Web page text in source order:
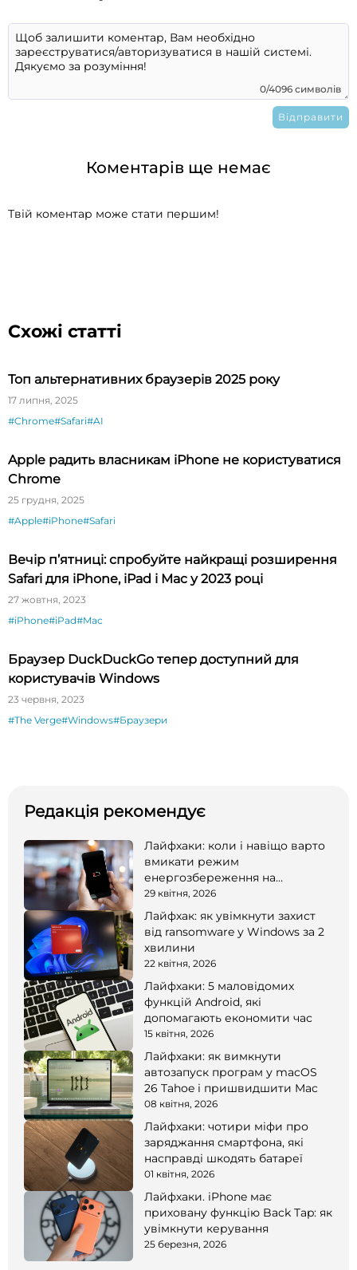
0/4096 символів
Коментарів ще немає
Твій коментар може стати першим!
Схожі статті
Топ альтернативних браузерів 2025 року
17 липня, 2025
#Chrome#Safari#AI
Apple радить власникам iPhone не користуватися
Chrome
25 грудня, 2025
#Apple#iPhone#Safari
Вечір п’ятниці: спробуйте найкращі розширення
Safari для iPhone, iPad і Mac у 2023 році
27 жовтня, 2023
#iPhone#iPad#Mac
Браузер DuckDuckGo тепер доступний для
користувачів Windows
23 червня, 2023
#The Verge#Windows#Браузери
Редакція рекомендує
Лайфхаки: коли і навіщо варто
вмикати режим
енергозбереження на
смартфоні
29 квітня, 2026
Лайфхак: як увімкнути захист
від ransomware у Windows за 2
хвилини
22 квітня, 2026
Лайфхаки: 5 маловідомих
функцій Android, які
допомагають економити час
15 квітня, 2026
Лайфхаки: як вимкнути
автозапуск програм у macOS
26 Tahoe і пришвидшити Mac
08 квітня, 2026
Лайфхаки: чотири міфи про
заряджання смартфона, які
насправді шкодять батареї
01 квітня, 2026
Лайфхаки. iPhone має
приховану функцію Back Tap: як
увімкнути керування
25 березня, 2026